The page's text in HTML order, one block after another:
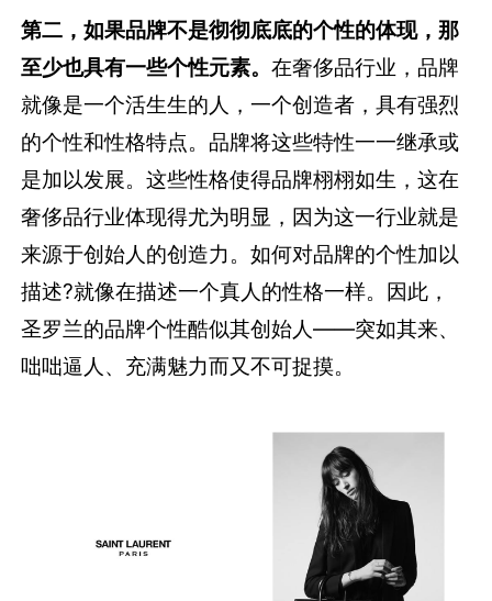
第二，如果品牌不是彻彻底底的个性的体现，那
至少也具有一些个性元素。在奢侈品行业，品牌
就像是一个活生生的人，一个创造者，具有强烈
的个性和性格特点。品牌将这些特性一一继承或
是加以发展。这些性格使得品牌栩栩如生，这在
奢侈品行业体现得尤为明显，因为这一行业就是
来源于创始人的创造力。如何对品牌的个性加以
描述?就像在描述一个真人的性格一样。因此，
圣罗兰的品牌个性酷似其创始人——突如其来、
咄咄逼人、充满魅力而又不可捉摸。